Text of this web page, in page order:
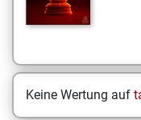
Keine Wertung auf